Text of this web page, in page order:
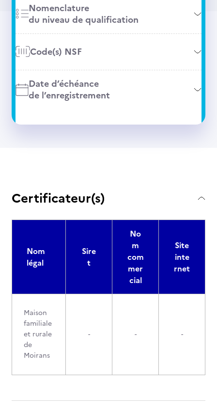
Nomenclature
du niveau de qualification
Code(s) NSF
Date d’échéance
de l’enregistrement
Certificateur(s)
Nom
légal
Sire
t
No
m
com
mer
cial
Site
inte
rnet
Maison
familiale
et rurale
de
Moirans
- - -